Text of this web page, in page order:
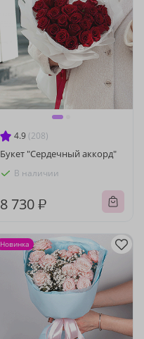
4.9 (208)
Букет "Сердечный аккорд"
В наличии
8 730 ₽
Новинка